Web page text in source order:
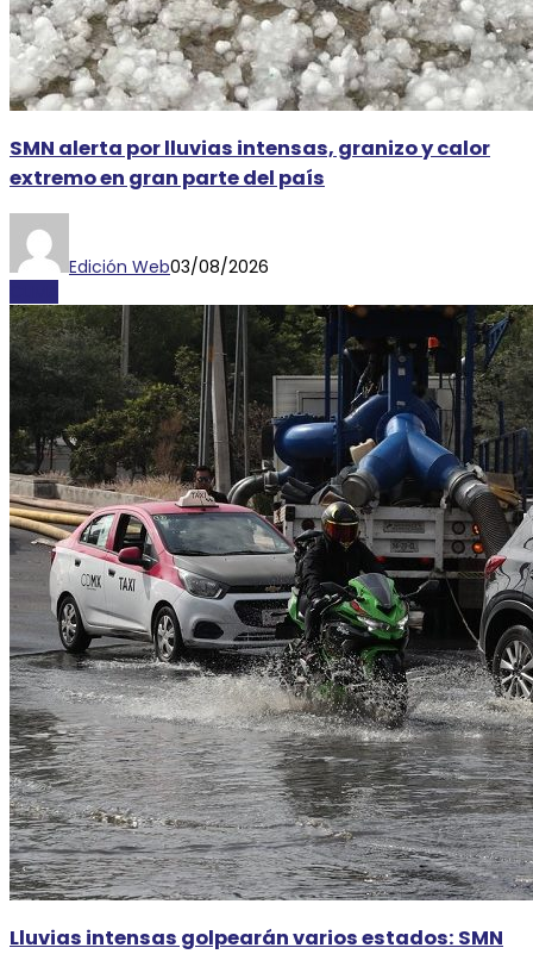
SMN alerta por lluvias intensas, granizo y calor
extremo en gran parte del país
Edición Web03/08/2026
Lluvias intensas golpearán varios estados: SMN